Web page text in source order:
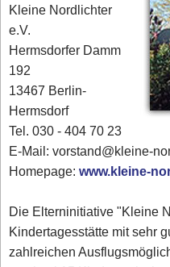
Kleine Nordlichter
e.V.
Hermsdorfer Damm
192
13467 Berlin-
Hermsdorf
Tel. 030 - 404 70 23
E-Mail: vorstand@kleine-
Homepage:www.kleine-
Die Elterninitiative "Kleine
Kindertagesstätte mit sehr
zahlreichen